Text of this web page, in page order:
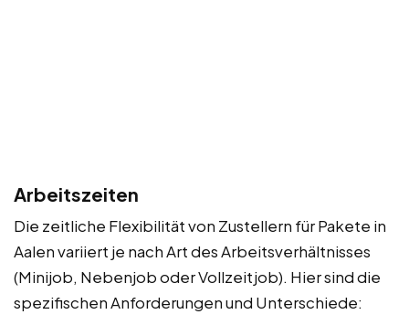
Arbeitszeiten
Die zeitliche Flexibilität von Zustellern für Pakete in
Aalen variiert je nach Art des Arbeitsverhältnisses
(Minijob, Nebenjob oder Vollzeitjob). Hier sind die
spezifischen Anforderungen und Unterschiede: